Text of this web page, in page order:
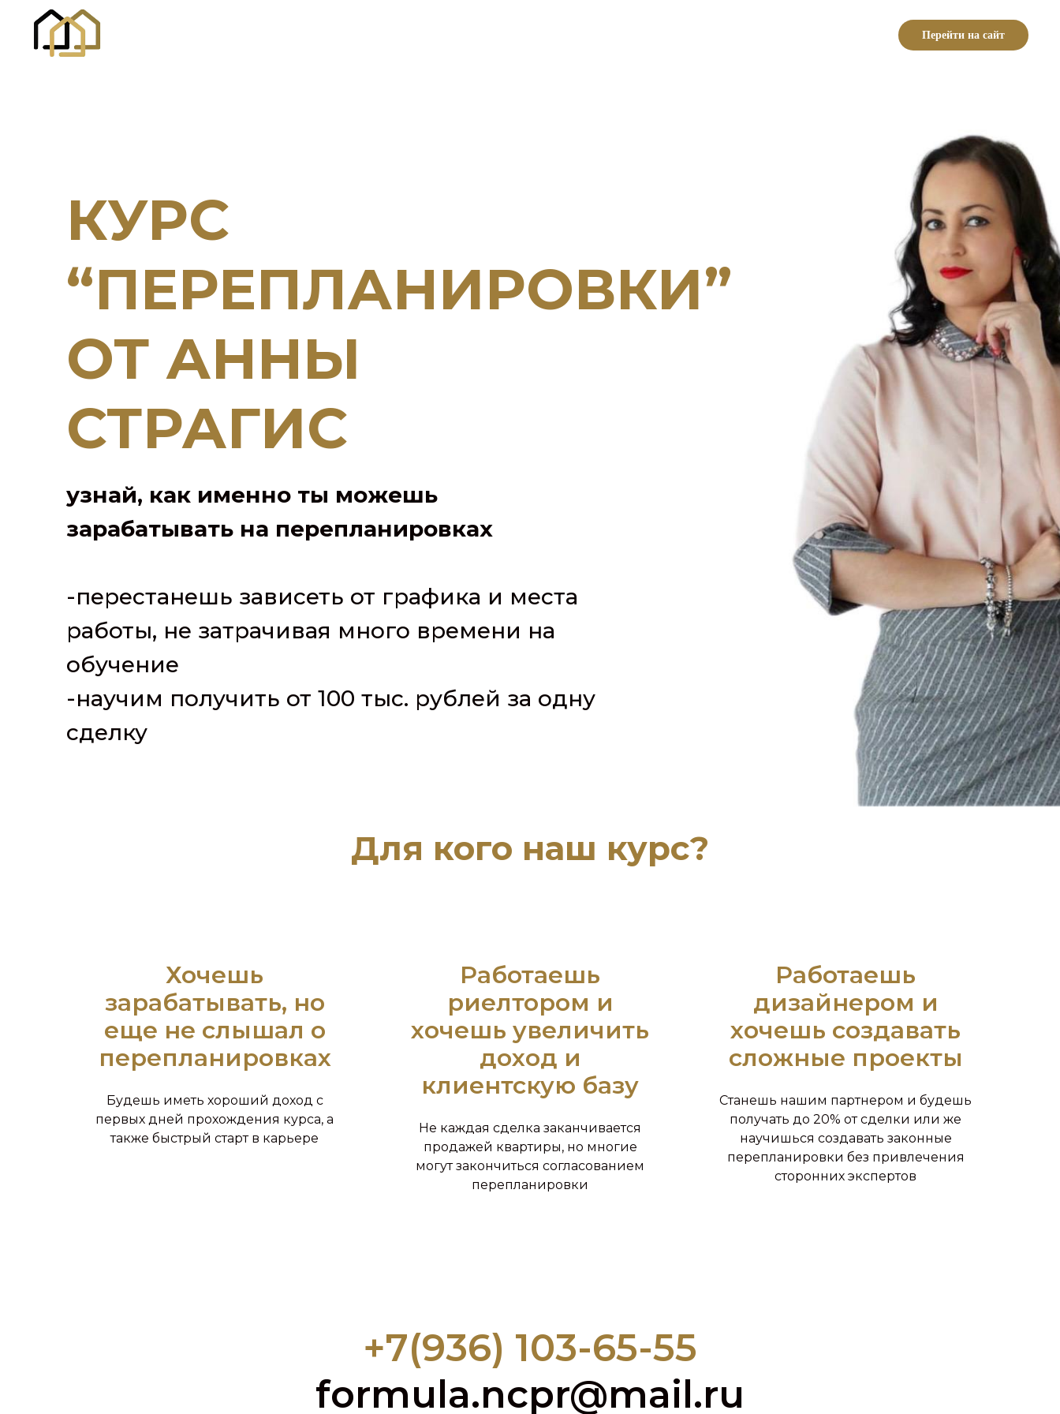
Перейти на сайт
КУРС
“ПЕРЕПЛАНИРОВКИ”
ОТ АННЫ
СТРАГИС
узнай, как именно ты можешь
зарабатывать на перепланировках
-перестанешь зависеть от графика и места
работы, не затрачивая много времени на
обучение
-научим получить от 100 тыс. рублей за одну
сделку
Для кого наш курс?
Хочешь
зарабатывать, но
еще не слышал о
перепланировках
Будешь иметь хороший доход с
первых дней прохождения курса, а
также быстрый старт в карьере
Работаешь
риелтором и
хочешь увеличить
доход и
клиентскую базу
Не каждая сделка заканчивается
продажей квартиры, но многие
могут закончиться согласованием
перепланировки
Работаешь
дизайнером и
хочешь создавать
сложные проекты
Станешь нашим партнером и будешь
получать до 20% от сделки или же
научишься создавать законные
перепланировки без привлечения
сторонних экспертов
+7(936) 103-65-55
formula.ncpr@mail.ru